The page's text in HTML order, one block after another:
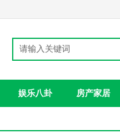
娱乐八卦 房产家居